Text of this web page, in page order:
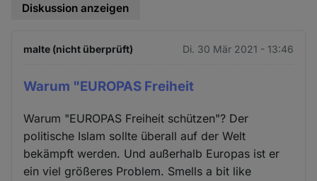
Diskussion anzeigen
malte (nicht überprüft) Di. 30 Mär 2021 - 13:46
Warum "EUROPAS Freiheit
Warum "EUROPAS Freiheit schützen"? Der
politische Islam sollte überall auf der Welt
bekämpft werden. Und außerhalb Europas ist er
ein viel größeres Problem. Smells a bit like